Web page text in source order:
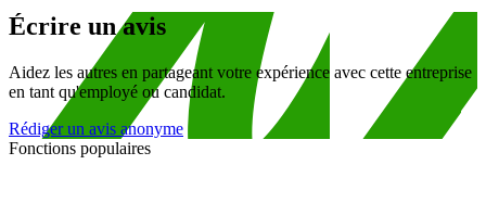
Écrire un avis
Aidez les autres en partageant votre expérience avec cette entreprise
en tant qu'employé ou candidat.
Rédiger un avis anonyme
Fonctions populaires